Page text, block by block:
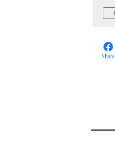
Share